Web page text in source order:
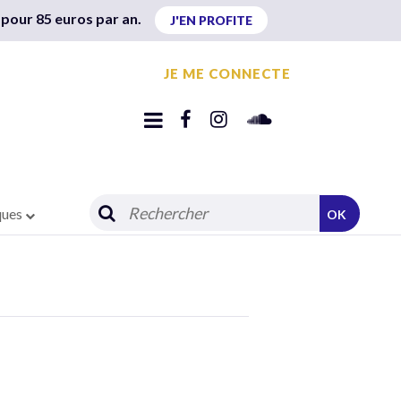
85 euros par an. J'EN PROFITE
JE ME CONNECTE
OK